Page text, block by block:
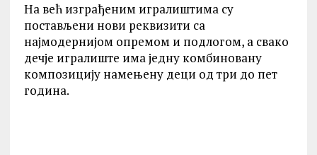
На већ изграђеним игралиштима су
постављени нови реквизити са
најмодернијом опремом и подлогом, а свако
дечје игралиште има једну комбиновану
композицију намењену деци од три до пет
година.